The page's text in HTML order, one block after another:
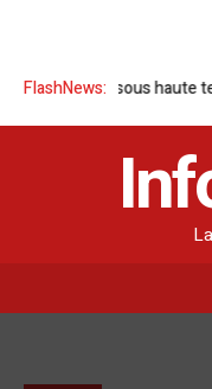
FlashNews:
sous haute tension